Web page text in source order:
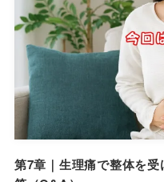
第7章｜生理痛で整体を